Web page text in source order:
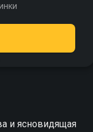
и ясновидящая